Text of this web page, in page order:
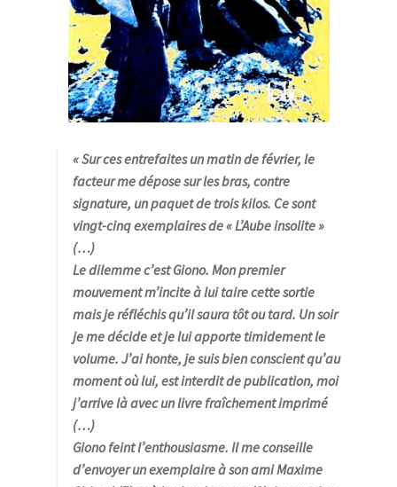
« Sur ces entrefaites un matin de février, le
facteur me dépose sur les bras, contre
signature, un paquet de trois kilos. Ce sont
vingt-cinq exemplaires de « L’Aube insolite »
(…)
Le dilemme c’est Giono. Mon premier
mouvement m’incite à lui taire cette sortie
mais je réfléchis qu’il saura tôt ou tard. Un soir
je me décide et je lui apporte timidement le
volume. J’ai honte, je suis bien conscient qu’au
moment où lui, est interdit de publication, moi
j’arrive là avec un livre fraîchement imprimé
(…)
Giono feint l’enthousiasme. Il me conseille
d’envoyer un exemplaire à son ami Maxime